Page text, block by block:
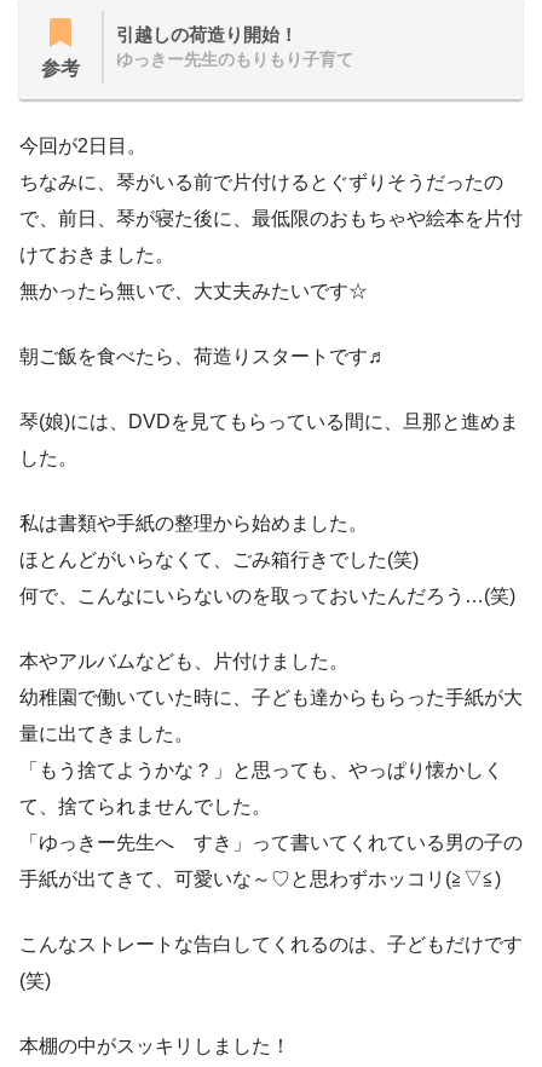
参考
引越しの荷造り開始！
ゆっきー先生のもりもり子育て
今回が2日目。
ちなみに、琴がいる前で片付けるとぐずりそうだったの
で、前日、琴が寝た後に、最低限のおもちゃや絵本を片付
けておきました。
無かったら無いで、大丈夫みたいです☆
朝ご飯を食べたら、荷造りスタートです♬
琴(娘)には、DVDを見てもらっている間に、旦那と進めま
した。
私は書類や手紙の整理から始めました。
ほとんどがいらなくて、ごみ箱行きでした(笑)
何で、こんなにいらないのを取っておいたんだろう…(笑)
本やアルバムなども、片付けました。
幼稚園で働いていた時に、子ども達からもらった手紙が大
量に出てきました。
「もう捨てようかな？」と思っても、やっぱり懐かしく
て、捨てられませんでした。
「ゆっきー先生へ すき」って書いてくれている男の子の
手紙が出てきて、可愛いな～♡と思わずホッコリ(≧▽≦)
こんなストレートな告白してくれるのは、子どもだけです
(笑)
本棚の中がスッキリしました！